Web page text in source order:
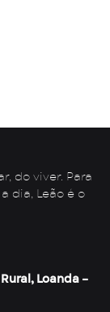
do viver. Para
dia, Leão é o
Loanda –